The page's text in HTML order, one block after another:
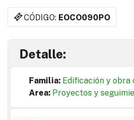
CÓDIGO: EOCO090PO
Detalle:
Familia: Edificación y obra
Area: Proyectos y